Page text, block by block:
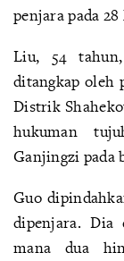
penjara pada
Liu, 54
ditangkap oleh
Distrik
hukuman
Ganjingzi pada
Guo
dipenjara. Dia
mana dua